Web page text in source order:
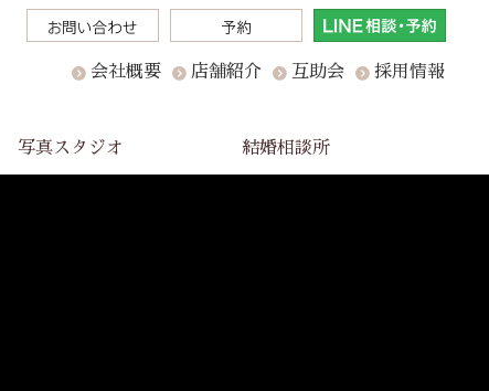
会社概要 店舗紹介 互助会 採用情報
写真スタジオ 結婚相談所